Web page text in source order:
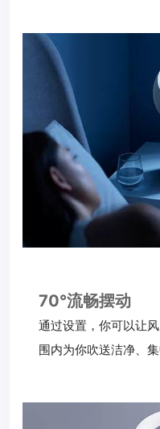
70°流畅摆动
通过设置，你可以让
围内为你吹送洁净、集